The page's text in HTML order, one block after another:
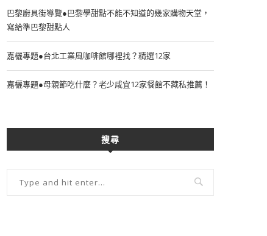
巴黎廚具街導覽●巴黎學甜點不能不知道的幾家購物天堂，
寫給準巴黎甜點人
嘉欐專題●台北工業風咖啡館哪裡找？精選12家
嘉欐專題●母親節吃什麼？老少咸宜12家餐館不藏私推薦！
搜尋